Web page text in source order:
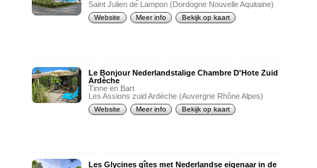
Saint Julien de Lampon (Dordogne Nouvelle Aquitaine)
Website Meer info Bekijk op kaart
Le Bonjour Nederlandstalige Chambre D'Hote Zuid
Ardèche
Tinne en Bart
Les Assions zuid Ardèche (Auvergne Rhône Alpes)
Website Meer info Bekijk op kaart
Les Glycines gîtes met Nederlandse eigenaar in de